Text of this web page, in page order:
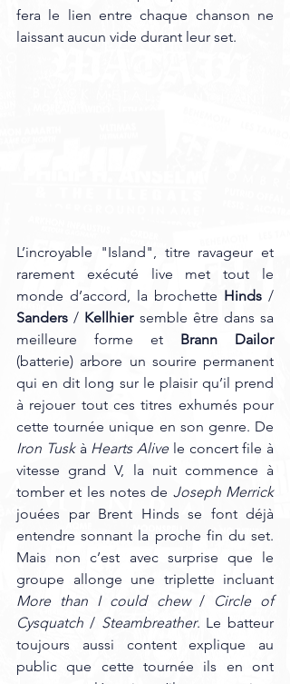
fera le lien entre chaque chanson ne
laissant aucun vide durant leur set.
L’incroyable "Island", titre ravageur et
rarement exécuté live met tout le
monde d’accord, la brochette Hinds
Sanders / Kellhier semble être dans sa
meilleure forme et Brann Dailor
(batterie) arbore un sourire permanent
qui en dit long sur le plaisir qu’il prend
à rejouer tout ces titres exhumés pour
Iron Tusk à Hearts Alive le concert file à
vitesse grand V, la nuit commence à
tomber et les notes de Joseph Merrick
jouées par Brent Hinds se font déjà
entendre sonnant la proche fin du set.
Mais non c’est avec surprise que le
More than I could chew /
Circle of
Cysquatch / Steambreather. Le batteur
toujours aussi content explique au
public que cette tournée ils en ont